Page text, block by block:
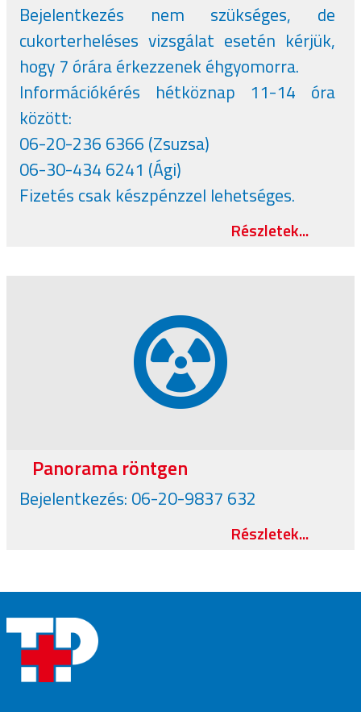
Bejelentkezés nem szükséges, de
cukorterheléses vizsgálat esetén kérjük,
hogy 7 órára érkezzenek éhgyomorra.
Információkérés hétköznap 11-14 óra
között:
06-20-236 6366 (Zsuzsa)
06-30-434 6241 (Ági)
Fizetés csak készpénzzel lehetséges.
Részletek...
Panorama röntgen
Bejelentkezés: 06-20-9837 632
Részletek...